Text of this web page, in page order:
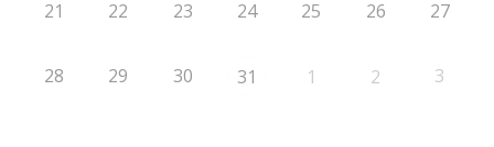
21 22 23 24 25 26 27
28 29 30 31 1 2 3